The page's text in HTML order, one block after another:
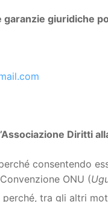
garanzie giuridiche
Diritti
consentendo
ONU (
perché, tra gli altri